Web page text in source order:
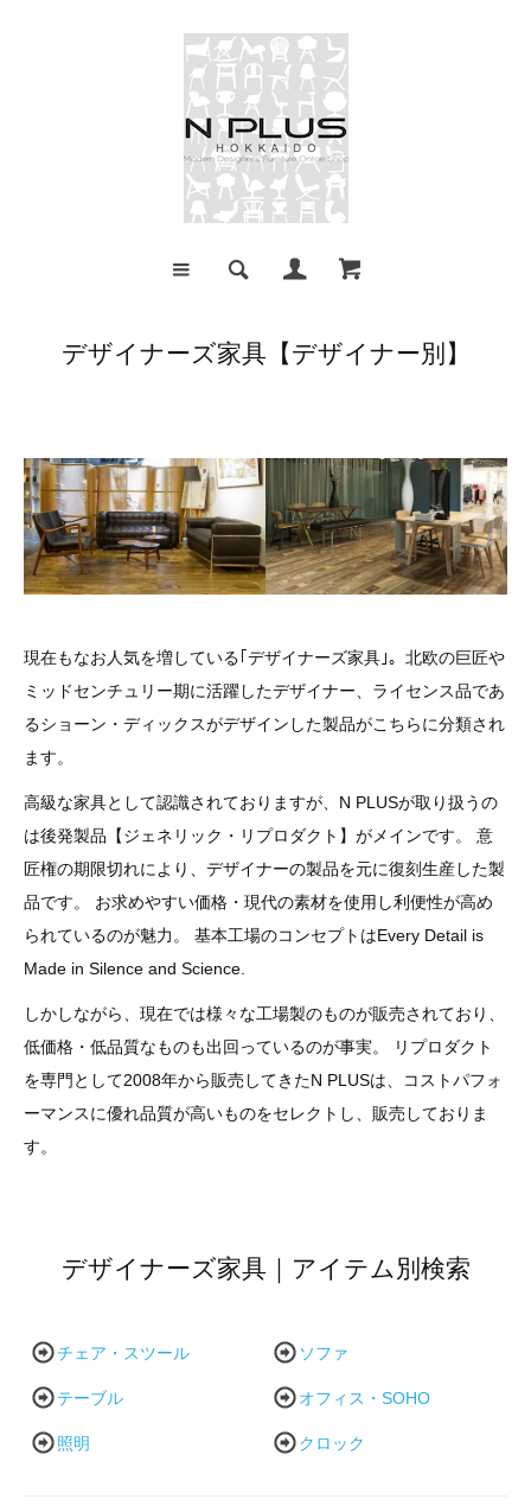
デザイナーズ家具【デザイナー別】
現在もなお人気を増している｢デザイナーズ家具｣。北欧の巨匠や
ミッドセンチュリー期に活躍したデザイナー、ライセンス品であ
るショーン・ディックスがデザインした製品がこちらに分類され
ます。
高級な家具として認識されておりますが、N PLUSが取り扱うの
は後発製品【ジェネリック・リプロダクト】がメインです。 意
匠権の期限切れにより、デザイナーの製品を元に復刻生産した製
品です。 お求めやすい価格・現代の素材を使用し利便性が高め
られているのが魅力。 基本工場のコンセプトはEvery Detail is
Made in Silence and Science.
しかしながら、現在では様々な工場製のものが販売されており、
低価格・低品質なものも出回っているのが事実。 リプロダクト
を専門として2008年から販売してきたN PLUSは、コストパフォ
ーマンスに優れ品質が高いものをセレクトし、販売しておりま
す。
デザイナーズ家具｜アイテム別検索
チェア・スツール ソファ
テーブル オフィス・SOHO
照明 クロック